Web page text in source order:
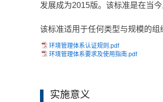
发展成为2015版。该标准是在当
该标准适用于任何类型与规模的组
环境管理体系认证规则.pdf
环境管理体系要求及使用指南.pdf
实施意义